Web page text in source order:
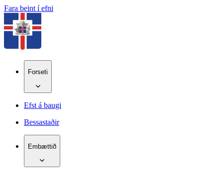
Fara beint í efni
Forseti
Efst á baugi
Bessastaðir
Embættið